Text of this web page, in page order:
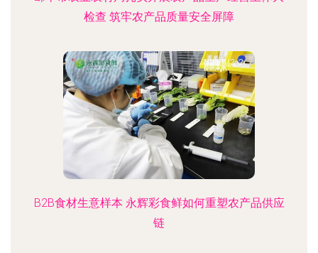
检查 筑牢农产品质量安全屏障
B2B食材生意样本 永辉彩食鲜如何重塑农产品供应
链